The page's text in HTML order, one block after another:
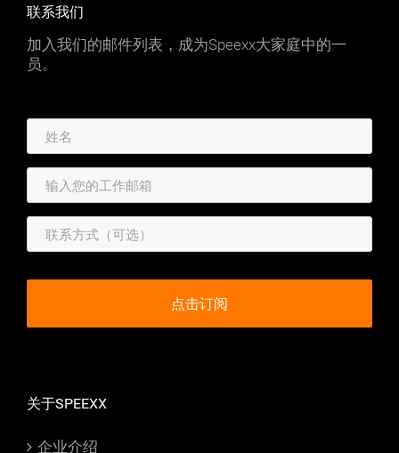
联系我们
加入我们的邮件列表，成为Speexx大家庭中的一
员。
关于SPEEXX
企业介绍